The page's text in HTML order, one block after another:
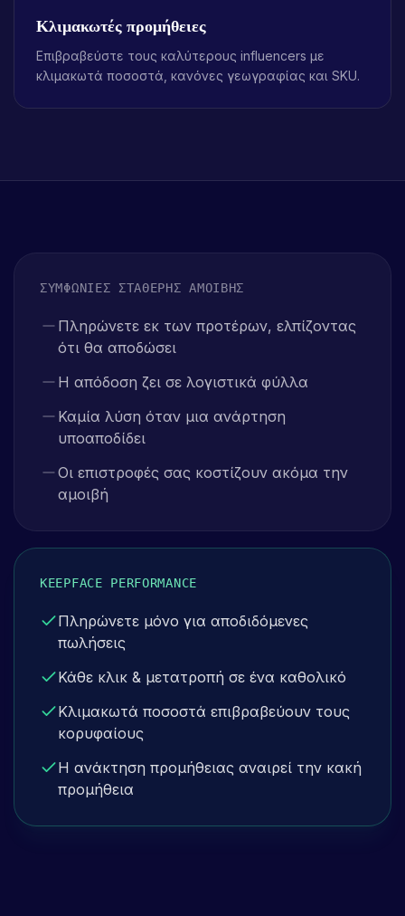
Κλιμακωτές προμήθειες
Επιβραβεύστε τους καλύτερους influencers με
κλιμακωτά ποσοστά, κανόνες γεωγραφίας και SKU.
ΣΥΜΦΩΝΊΕΣ ΣΤΑΘΕΡΉΣ ΑΜΟΙΒΉΣ
Πληρώνετε εκ των προτέρων, ελπίζοντας
ότι θα αποδώσει
Η απόδοση ζει σε λογιστικά φύλλα
Καμία λύση όταν μια ανάρτηση
υποαποδίδει
Οι επιστροφές σας κοστίζουν ακόμα την
αμοιβή
KEEPFACE PERFORMANCE
Πληρώνετε μόνο για αποδιδόμενες
πωλήσεις
Κάθε κλικ & μετατροπή σε ένα καθολικό
Κλιμακωτά ποσοστά επιβραβεύουν τους
κορυφαίους
Η ανάκτηση προμήθειας αναιρεί την κακή
προμήθεια